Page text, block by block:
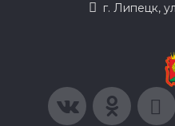
г. Липецк,